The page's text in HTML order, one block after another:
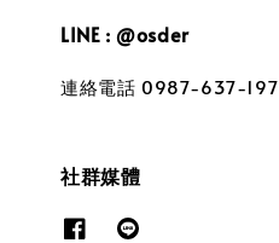
LINE : @osder
連絡電話 0987-637-197
社群媒體